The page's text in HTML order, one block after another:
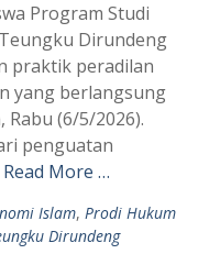
Program Studi
Dirundeng
praktik peradilan
yang berlangsung
Rabu (6/5/2026).
penguatan
Read More …
Islam, Prodi Hukum
Dirundeng